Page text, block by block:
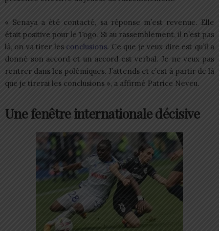
« Senaya a été contacté, sa réponse m’est revenue. Elle
était positive pour le Togo. Si au rassemblement, il n’est pas
là, on va tirer les conclusions. Ce que je veux dire est qu’il a
donné son accord et un accord est verbal. Je ne veux pas
rentrer dans les polémiques. J’attends et c’est à partir de là
que je tirerai les conclusions », a affirmé Patrice Neveu.
Une fenêtre internationale décisive